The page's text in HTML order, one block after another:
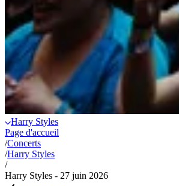
Harry Styles
Page d'accueil
/Concerts
/Harry Styles
/
Harry Styles - 27 juin 2026